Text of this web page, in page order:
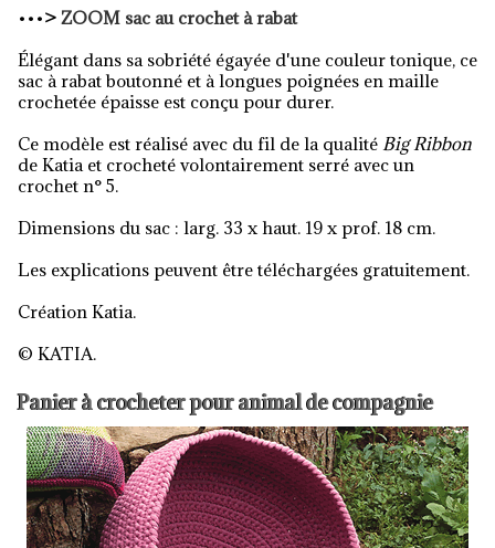
•••> ZOOM sac au crochet à rabat
Élégant dans sa sobriété égayée d'une couleur tonique, ce
sac à rabat boutonné et à longues poignées en maille
crochetée épaisse est conçu pour durer.
Ce modèle est réalisé avec du fil de la qualité Big Ribbon
de Katia et crocheté volontairement serré avec un
crochet n° 5.
Dimensions du sac : larg. 33 x haut. 19 x prof. 18 cm.
Les explications peuvent être téléchargées gratuitement.
Création Katia.
© KATIA.
Panier à crocheter pour animal de compagnie